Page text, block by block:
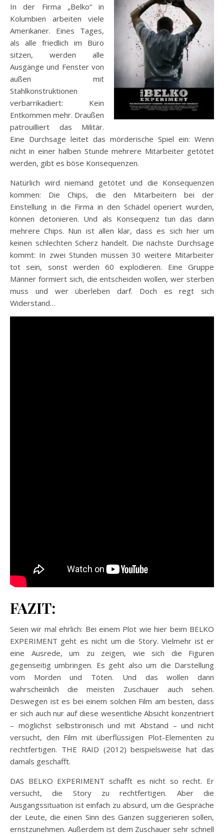
In der Firma „Belko“ in
Kolumbien arbeiten viele
Amerikaner. Eines Tages,
als alle friedlich im Büro
sitzen, werden alle
Ausgänge und Fenster von
außen mit
Stahlkonstruktionen
verbarrikadiert: Kein
Entkommen mehr. Draußen
patrouilliert das Militär.
Eine Durchsage leitet das mörderische Spiel ein: Wenn
nicht in einer halben Stunde mehrere Mitarbeiter getötet
werden, gibt es böse Konsequenzen.
Natürlich wird niemand getötet und die Konsequenzen
kommen: Die Chips, die den Mitarbeitern bei der
Einstellung in die Firma in den Schädel operiert wurden,
können detonieren. Und als Konsequenz tun das dann
mehrere Chips. Nun ist allen klar, dass es sich hier um
keinen schlechten Scherz handelt. Die nächste Durchsage
kommt: In zwei Stunden müssen 30 weitere Mitarbeiter
tot sein, sonst werden 60 explodieren. Eine Gruppe
Männer formiert sich, die entscheiden wollen, wer sterben
muss und wer überleben darf. Doch es regt sich
Widerstand…
FAZIT:
Seien wir mal ehrlich: Bei einem Plot wie hier beim BELKO
EXPERIMENT geht es nicht um die Story. Vielmehr ist er
eine Ausrede, um zu zeigen, wie sich die Figuren
gegenseitig umbringen. Es geht also um die Darstellung
vom Morden und Töten. Und das wollen dann
wahrscheinlich die meisten Zuschauer auch sehen.
Deswegen ist es bei einem solchen Film am besten, dass
er sich auch nur auf diese wesentliche Absicht konzentriert
– möglichst selbstironisch und mit Abstand – und nicht
versucht, den Film mit überflüssigen Plot-Elementen zu
rechtfertigen. THE RAID (2012) beispielsweise hat das
damals geschafft.
DAS BELKO EXPERIMENT schafft es nicht so recht. Er
versucht, die Story zu rechtfertigen. Aber die
Ausgangssituation ist einfach zu absurd, um die Gespräche
der Leute, die einen Sinn des Ganzen suggerieren sollen,
ernstzunehmen. Außerdem ist dem Zuschauer sehr schnell